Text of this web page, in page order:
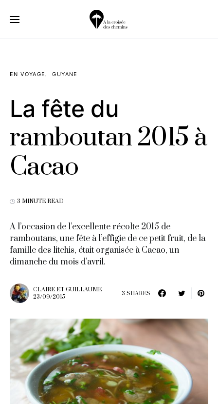
EN VOYAGE GUYANE
La fête du
ramboutan 2015 à
Cacao
3 MINUTE READ
A l’occasion de l’excellente récolte 2015 de
ramboutans, une fête à l’effigie de ce petit fruit, de la
famille des litchis, était organisée à Cacao, un
dimanche du mois d’avril.
CLAIRE ET GUILLAUME
23/09/2015
3 SHARES